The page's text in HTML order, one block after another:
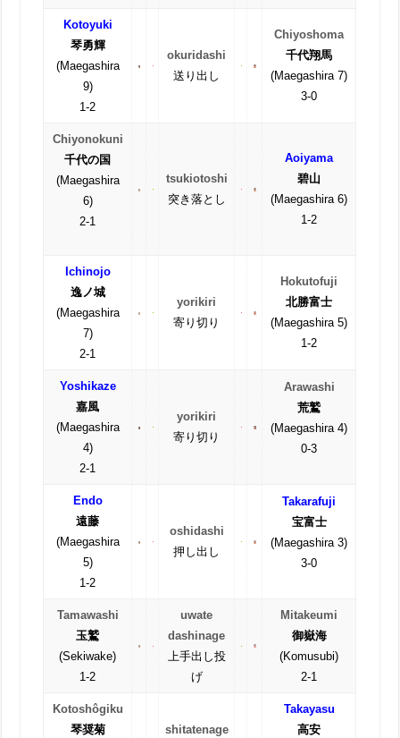
Kotoyuki
琴勇輝
(Maegashira
9)
1-2
okuridashi
送り出し
Chiyoshoma
千代翔馬
(Maegashira 7)
3-0
Chiyonokuni
千代の国
(Maegashira
6)
2-1
tsukiotoshi
突き落とし
Aoiyama
碧山
(Maegashira 6)
1-2
Ichinojo
逸ノ城
(Maegashira
7)
2-1
yorikiri
寄り切り
Hokutofuji
北勝富士
(Maegashira 5)
1-2
Yoshikaze
嘉風
(Maegashira
4)
2-1
yorikiri
寄り切り
Arawashi
荒鷲
(Maegashira 4)
0-3
Endo
遠藤
(Maegashira
5)
1-2
oshidashi
押し出し
Takarafuji
宝富士
(Maegashira 3)
3-0
Tamawashi
玉鷲
(Sekiwake)
1-2
uwate
dashinage
上手出し投
げ
Mitakeumi
御嶽海
(Komusubi)
2-1
Kotoshôgiku
琴奨菊
shitatenage
Takayasu
高安